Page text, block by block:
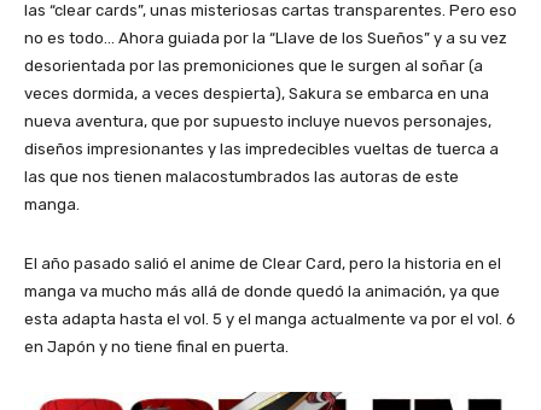
las “clear cards”, unas misteriosas cartas transparentes. Pero eso
no es todo… Ahora guiada por la “Llave de los Sueños” y a su vez
desorientada por las premoniciones que le surgen al soñar (a
veces dormida, a veces despierta), Sakura se embarca en una
nueva aventura, que por supuesto incluye nuevos personajes,
diseños impresionantes y las impredecibles vueltas de tuerca a
las que nos tienen malacostumbrados las autoras de este
manga.
El año pasado salió el anime de Clear Card, pero la historia en el
manga va mucho más allá de donde quedó la animación, ya que
esta adapta hasta el vol. 5 y el manga actualmente va por el vol. 6
en Japón y no tiene final en puerta.